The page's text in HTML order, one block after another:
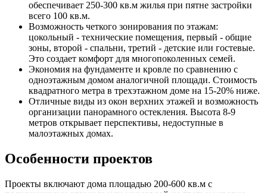
обеспечивает 250-300 кв.м жилья при пятне застройки
всего 100 кв.м.
Возможность четкого зонирования по этажам:
цокольный - технические помещения, первый - общие
зоны, второй - спальни, третий - детские или гостевые.
Это создает комфорт для многопоколенных семей.
Экономия на фундаменте и кровле по сравнению с
одноэтажным домом аналогичной площади. Стоимость
квадратного метра в трехэтажном доме на 15-20% ниже.
Отличные виды из окон верхних этажей и возможность
организации панорамного остекления. Высота 8-9
метров открывает перспективы, недоступные в
малоэтажных домах.
Особенности проектов
Проекты включают дома площадью 200-600 кв.м с